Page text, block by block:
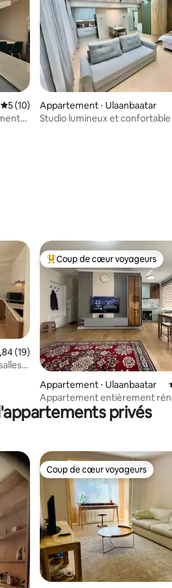
: 4,8 sur 5
Évaluation moyenne sur la base de 10
5 (10)
Appartement ⋅ Ulaanbaatar
Studio lumineux et confortable
: 4,85 sur 5
moyenne sur la base de 19
(19)
Coups de cœur voyageurs les
Coup de cœur voyageurs
Appartement ⋅ Ulaanbaatar
Appartement entièrement
centre-ville
privés
Coup de cœur voyageurs
Coup de cœur voyageurs